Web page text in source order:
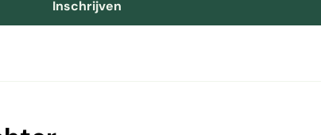
Inschrijven